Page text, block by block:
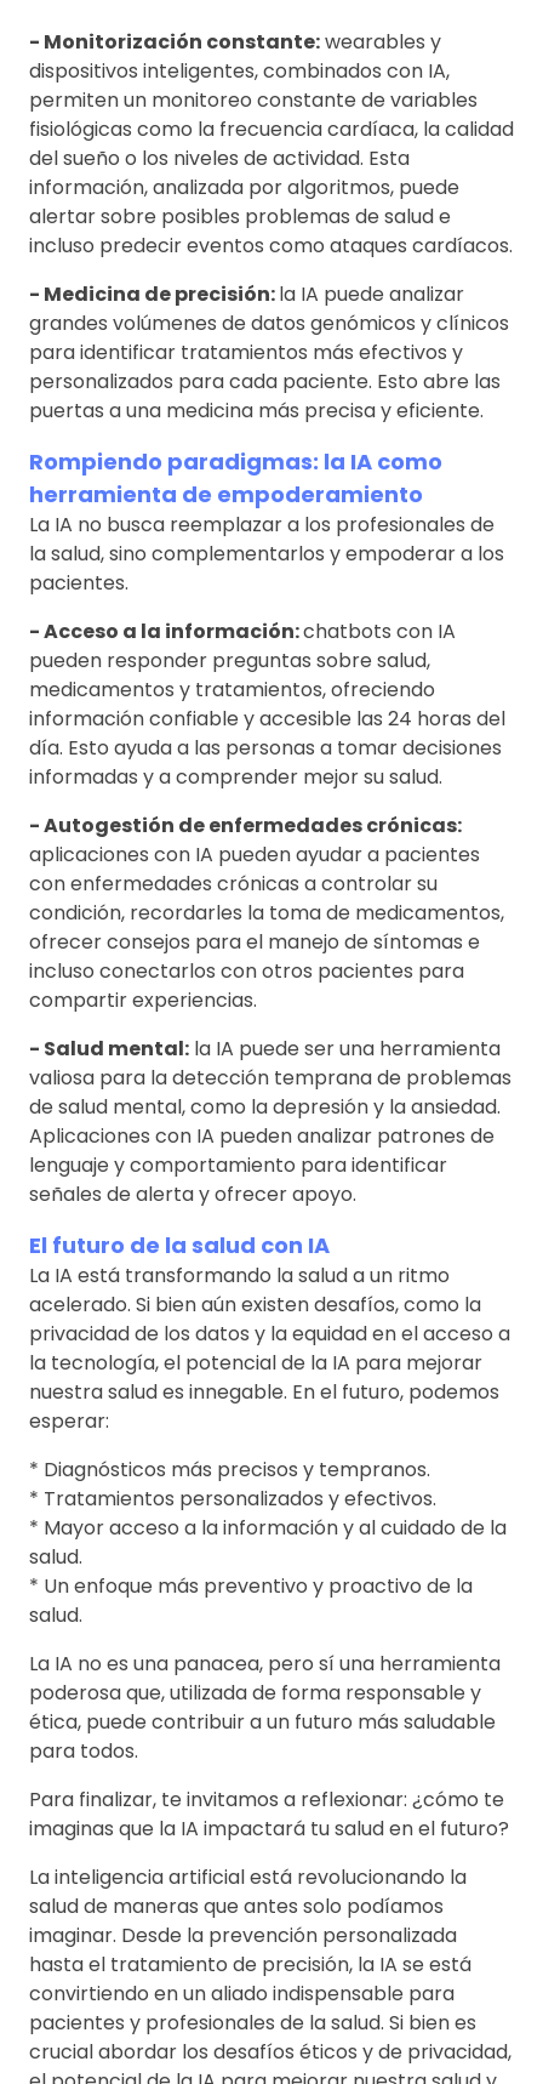
- Monitorización constante:wearables y
dispositivos inteligentes, combinados con IA,
permiten un monitoreo constante de variables
fisiológicas como la frecuencia cardíaca, la calidad
del sueño o los niveles de actividad. Esta
información, analizada por algoritmos, puede
alertar sobre posibles problemas de salud e
incluso predecir eventos como ataques cardíacos.
- Medicina de precisión:la IA puede analizar
grandes volúmenes de datos genómicos y clínicos
para identificar tratamientos más efectivos y
personalizados para cada paciente. Esto abre las
puertas a una medicina más precisa y eficiente.
Rompiendo paradigmas: la IA como
herramienta de empoderamiento
La IA no busca reemplazar a los profesionales de
la salud, sino complementarlos y empoderar a los
pacientes.
- Acceso a la información:chatbots con IA
pueden responder preguntas sobre salud,
medicamentos y tratamientos, ofreciendo
información confiable y accesible las 24 horas del
día. Esto ayuda a las personas a tomar decisiones
informadas y a comprender mejor su salud.
- Autogestión de enfermedades crónicas:
aplicaciones con IA pueden ayudar a pacientes
con enfermedades crónicas a controlar su
condición, recordarles la toma de medicamentos,
ofrecer consejos para el manejo de síntomas e
incluso conectarlos con otros pacientes para
compartir experiencias.
- Salud mental: la IA puede ser una herramienta
valiosa para la detección temprana de problemas
de salud mental, como la depresión y la ansiedad.
Aplicaciones con IA pueden analizar patrones de
lenguaje y comportamiento para identificar
señales de alerta y ofrecer apoyo.
El futuro de la salud con IA
La IA está transformando la salud a un ritmo
acelerado. Si bien aún existen desafíos, como la
privacidad de los datos y la equidad en el acceso a
la tecnología, el potencial de la IA para mejorar
nuestra salud es innegable. En el futuro, podemos
esperar:
* Diagnósticos más precisos y tempranos.
* Tratamientos personalizados y efectivos.
* Mayor acceso a la información y al cuidado de la
salud.
* Un enfoque más preventivo y proactivo de la
salud.
La IA no es una panacea, pero sí una herramienta
poderosa que, utilizada de forma responsable y
ética, puede contribuir a un futuro más saludable
para todos.
Para finalizar, te invitamos a reflexionar: ¿cómo te
imaginas que la IA impactará tu salud en el futuro?
La inteligencia artificial está revolucionando la
salud de maneras que antes solo podíamos
imaginar. Desde la prevención personalizada
hasta el tratamiento de precisión, la IA se está
convirtiendo en un aliado indispensable para
pacientes y profesionales de la salud. Si bien es
crucial abordar los desafíos éticos y de privacidad,